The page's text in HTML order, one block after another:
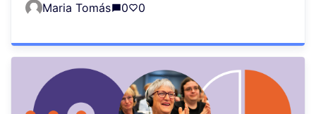
Maria Tomás 0 0